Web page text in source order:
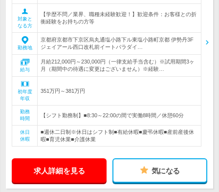
対象と
なる方
【学歴不問／業界、職種未経験歓迎！】歓迎条件：お客様との折
衝経験をお持ちの方等
勤務地
京都府京都市下京区烏丸通塩小路下ル東塩小路町京都 伊勢丹3F
ジェイアール西口改札前イートパラダイ…
給与
月給212,000円～230,000円（一律支給手当含む）※試用期間3ヶ
月（期間中の待遇に変更はございません）※経験…
初年度
年収
351万円～381万円
勤務
時間
【シフト勤務制】■8:30～22:00の間で実働8時間／休憩60分
休日
休暇
■週休二日制※休日はシフト制■有給休暇■慶弔休暇■産前産後休
暇■育児休業■介護休業
求人詳細を見る 気になる